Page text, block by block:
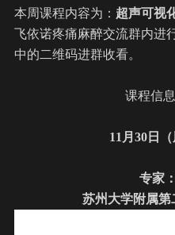
本周课程内容为： 超声可视
飞依诺疼痛麻醉交流群内进
中的二维码进群收看。
课程信息
11 月 30日（
专家：
苏州大学附属